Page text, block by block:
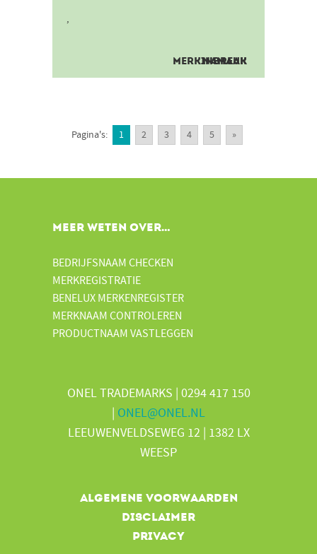
of Beers " droeg. Het Comité...
NAMAAK
,
MERKINBREUK
Pagina's: 1 2 3 4 5 »
MEER WETEN OVER…
BEDRIJFSNAAM CHECKEN
MERKREGISTRATIE
BENELUX MERKENREGISTER
MERKNAAM CONTROLEREN
PRODUCTNAAM VASTLEGGEN
ONEL TRADEMARKS | 0294 417 150
| ONEL@ONEL.NL
LEEUWENVELDSEWEG 12 | 1382 LX
WEESP
Algemene voorwaarden
Disclaimer
Privacy